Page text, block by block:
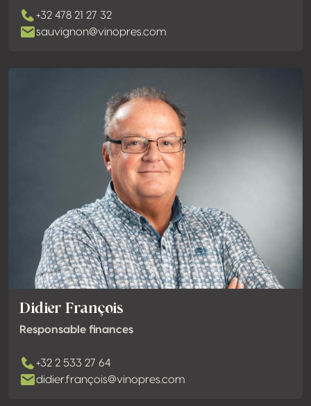
+32 478 21 27 32
sauvignon@vinopres.com
Didier François
Responsable finances
+32 2 533 27 64
didier.françois@vinopres.com